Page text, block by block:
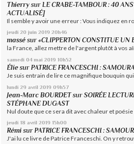
Thierry sur LE CRABE-TAMBOUR : 40
ACTUALISÉ]
Il semble y avoir une erreur : Vous indiquez en
jeudi 20 juin 2019 20h46
massé sur«CLIPPERTON CONSTITUE UN
la France, allez mettre de l'argent plutôt à vos
samedi 04 mai 2019 10h52
Élie surPATRICE FRANCESCHI :
Je suis entrain de lire ce magnifique bouquin
lundi 29 avril 2019 09h57
Jean-Marc BOURDETsurSOIRÉE
STÉPHANE DUGAST
Nul doute que ce sera dit avec chaleur et poésie
jeudi 18 avril 2019 15h00
Rémi surPATRICE FRANCESCHI :
J'ai lu ce livre de Patrice Franceschi. On y